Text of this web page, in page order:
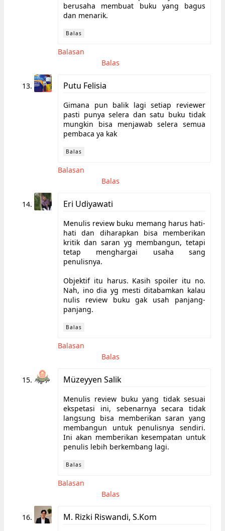
berusaha membuat buku yang bagus
dan menarik.
Balas
Balasan
Balas
Putu Felisia
Gimana pun balik lagi setiap reviewer
pasti punya selera dan satu buku tidak
mungkin bisa menjawab selera semua
pembaca ya kak
Balas
Balasan
Balas
Eri Udiyawati
Menulis review buku memang harus hati-
hati dan diharapkan bisa memberikan
kritik dan saran yg membangun, tetapi
tetap menghargai usaha sang
penulisnya.
Objektif itu harus. Kasih spoiler itu no.
Nah, ino dia yg mesti ditabamkan kalau
nulis review buku gak usah panjang-
panjang.
Balas
Balasan
Balas
Müzeyyen Salik
Menulis review buku yang tidak sesuai
ekspetasi ini, sebenarnya secara tidak
langsung bisa memberikan saran yang
membangun untuk penulisnya sendiri.
Ini akan memberikan kesempatan untuk
penulis lebih berkembang lagi.
Balas
Balasan
Balas
M. Rizki Riswandi, S.Kom